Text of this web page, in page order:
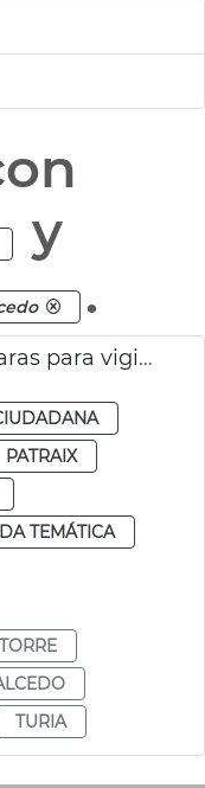
y
.
València instala seis cámaras para vigilar el caudal del Turia
PATRAIX
TEMÁTICA
TURIA